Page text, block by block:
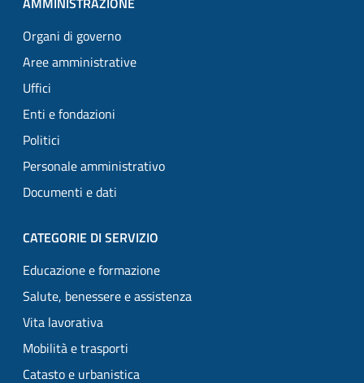
Organi di governo
Aree amministrative
Uffici
Enti e fondazioni
Politici
Personale amministrativo
Documenti e dati
CATEGORIE DI SERVIZIO
Educazione e formazione
Salute, benessere e assistenza
Vita lavorativa
Mobilità e trasporti
Catasto e urbanistica